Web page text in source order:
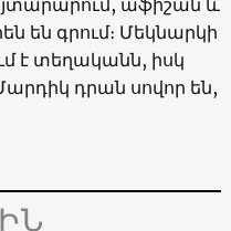
աֆիշան և
են գրում։ Մեկնարկի
է տեղականն, իսկ
դրան սովոր են,